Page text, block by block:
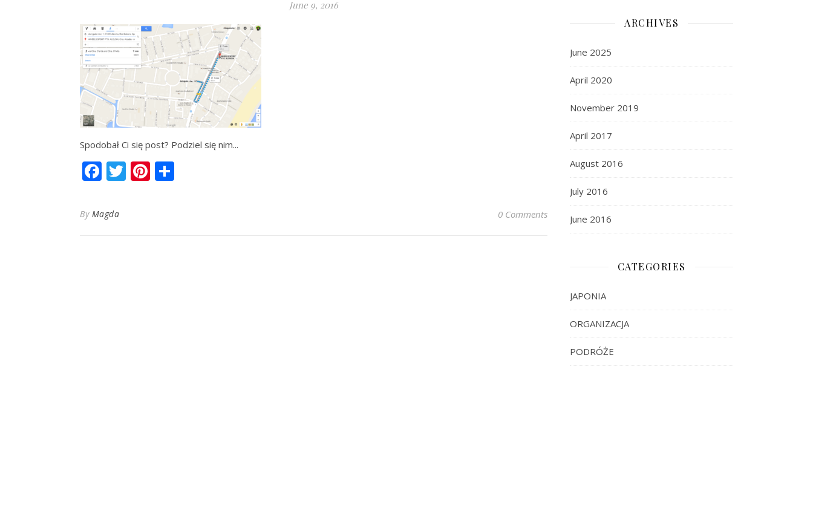
June 9, 2016
Spodobał Ci się post? Podziel się nim...
Facebook
TwitterPinterest
By Magda 0 Comments
ARCHIVES
June 2025
April 2020
November 2019
April 2017
August 2016
July 2016
June 2016
CATEGORIES
JAPONIA
ORGANIZACJA
PODRÓŻE